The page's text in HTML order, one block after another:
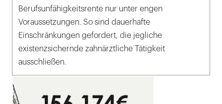
Berufsunfähigkeitsrente nur unter engen
Voraussetzungen. So sind dauerhafte
Einschränkungen gefordert, die jegliche
existenzsichernde zahnärztliche Tätigkeit
ausschließen.